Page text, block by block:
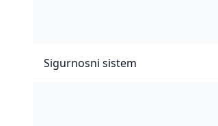
Sigurnosni sistem